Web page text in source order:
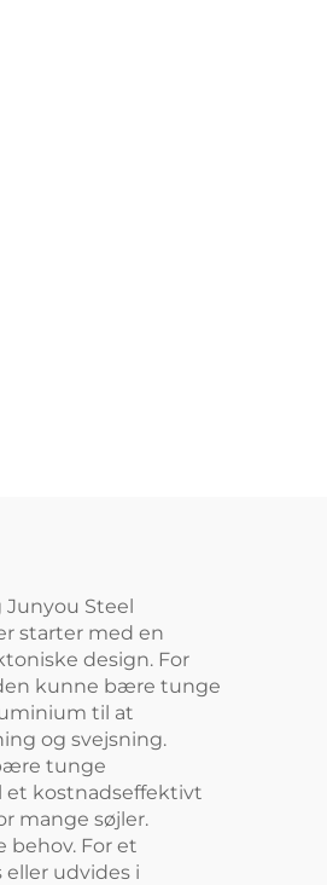
Steel
starter med en
design. For
kunne bære tunge
til at
og svejsning.
tunge
et kostnadseffektivt
mange søjler.
behov. For et
udvides i